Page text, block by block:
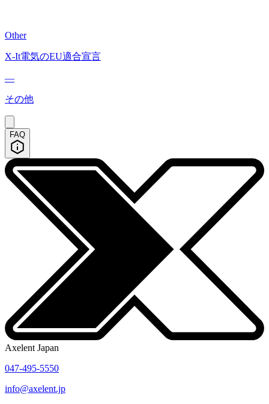
Other
X-It電気のEU適合宣言
—
その他
FAQ
Axelent Japan
047-495-5550
info@axelent.jp